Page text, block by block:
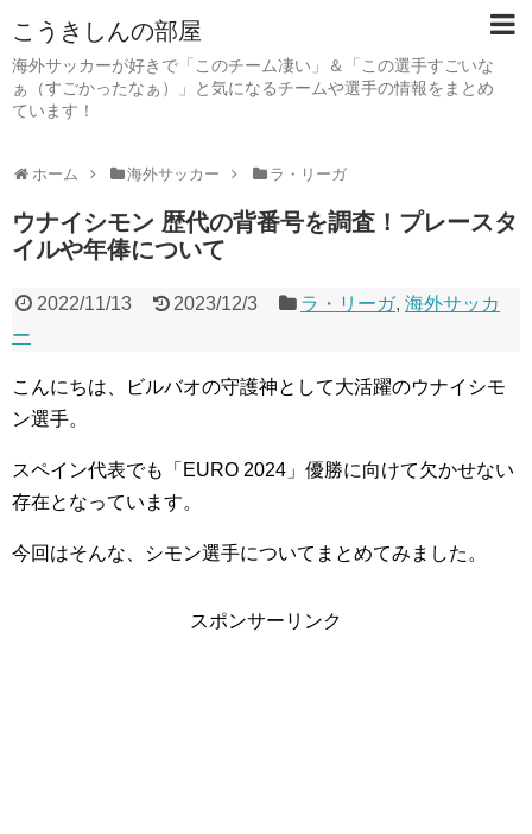
こうきしんの部屋
海外サッカーが好きで「このチーム凄い」＆「この選手すごいな
ぁ（すごかったなぁ）」と気になるチームや選手の情報をまとめ
ています！
ホーム 海外サッカー ラ・リーガ
ウナイシモン 歴代の背番号を調査！プレースタ
イルや年俸について
2022/11/13 2023/12/3 ラ・リーガ,海外サッカ
ー
こんにちは、ビルバオの守護神として大活躍のウナイシモ
ン選手。
スペイン代表でも「EURO 2024」優勝に向けて欠かせない
存在となっています。
今回はそんな、シモン選手についてまとめてみました。
スポンサーリンク